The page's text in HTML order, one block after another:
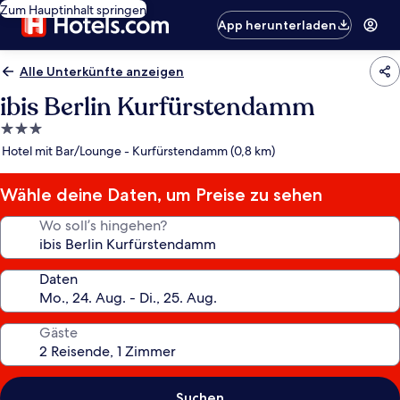
Zum Hauptinhalt springen
App herunterladen
Alle Unterkünfte anzeigen
ibis Berlin Kurfürstendamm
3.0-
Sterne-
Hotel mit Bar/Lounge - Kurfürstendamm (0,8 km)
Wähle deine Daten, um Preise zu sehen
Wo soll’s hingehen?
Daten
Gäste